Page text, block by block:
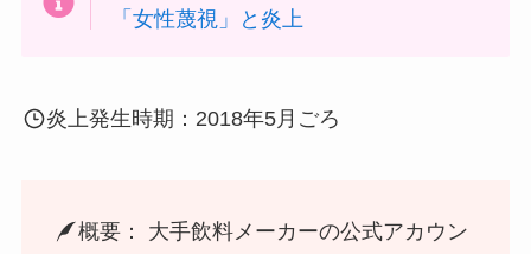
「女性蔑視」と炎上
炎上発生時期：2018年5月ごろ
概要： 大手飲料メーカーの公式アカウン